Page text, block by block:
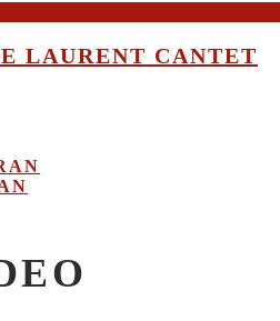
LAURENT CANTET